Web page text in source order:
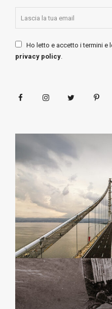
Ho letto e accetto i termini e
privacy policy.